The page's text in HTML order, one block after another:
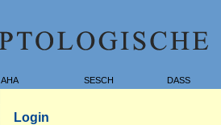
AHA SESCH
DASS
Login